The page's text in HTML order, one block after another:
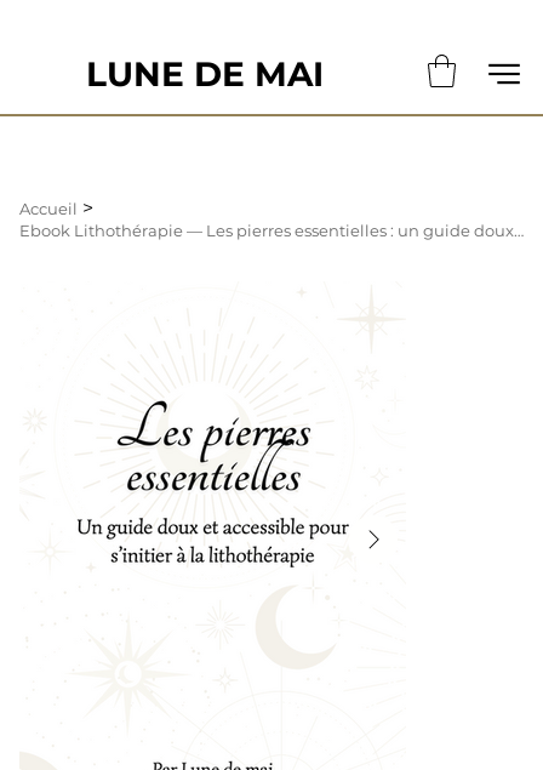
LUNE DE MAI
Accueil >
Ebook Lithothérapie — Les pierres essentielles : un guide doux et accessible pou